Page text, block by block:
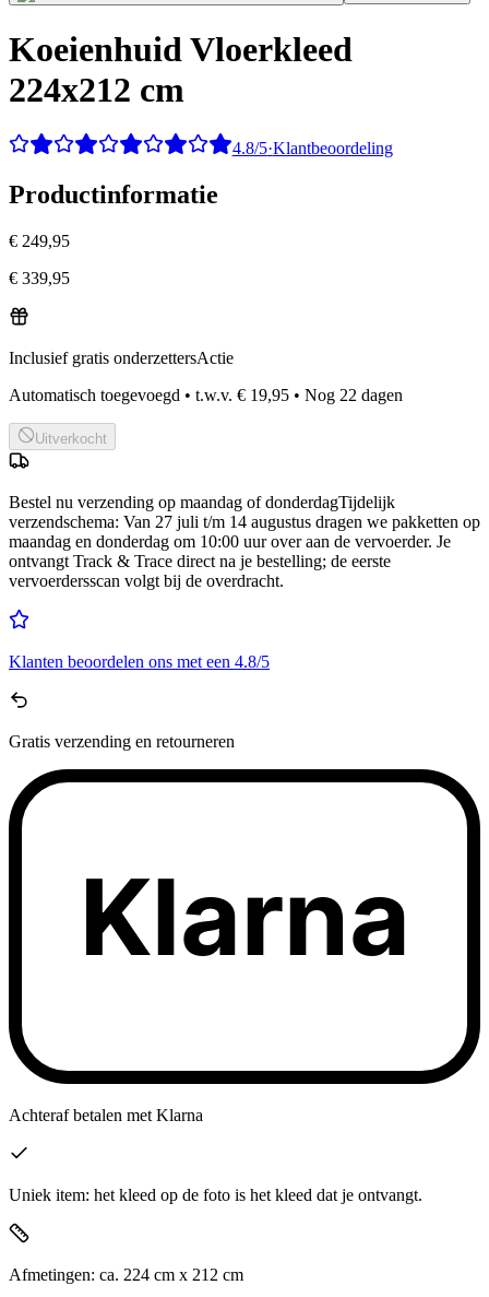
Koeienhuid Vloerkleed
224x212 cm
4.8/5·Klantbeoordeling
Productinformatie
€ 249,95
€ 339,95
Inclusief gratis onderzettersActie
Automatisch toegevoegd • t.w.v. € 19,95 • Nog 22 dagen
Uitverkocht
Bestel nu verzending op maandag of donderdagTijdelijk
verzendschema: Van 27 juli t/m 14 augustus dragen we pakketten op
maandag en donderdag om 10:00 uur over aan de vervoerder. Je
ontvangt Track & Trace direct na je bestelling; de eerste
vervoerdersscan volgt bij de overdracht.
Klanten beoordelen ons met een 4.8/5
Gratis verzending en retourneren
Klarna
Achteraf betalen met Klarna
Uniek item: het kleed op de foto is het kleed dat je ontvangt.
Afmetingen: ca. 224 cm x 212 cm